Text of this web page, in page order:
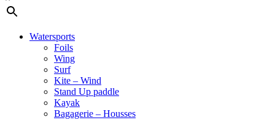
Watersports
Foils
Wing
Surf
Kite – Wind
Stand Up paddle
Kayak
Bagagerie – Housses